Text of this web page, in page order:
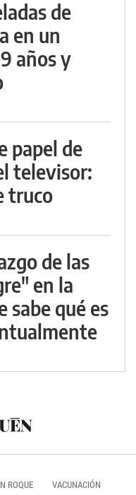
de
en un
años y
papel de
televisor:
truco
de las
en la
sabe qué es
ROQUE VACUNACIÓN